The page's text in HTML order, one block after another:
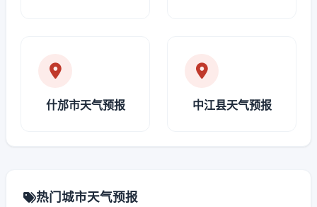
什邡市天气预报 中江县天气预报
热门城市天气预报